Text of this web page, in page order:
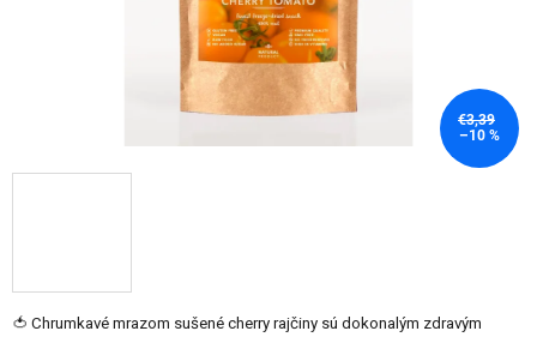
🍅 Chrumkavé mrazom sušené cherry rajčiny sú dokonalým zdravým
€3,39
–10 %